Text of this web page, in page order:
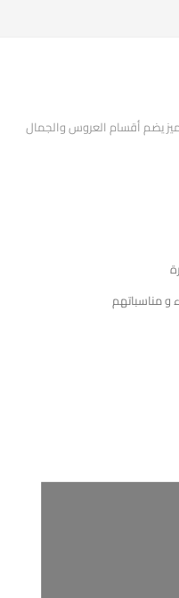
يضم أقسام العروس والجمال
و مناسباتهم